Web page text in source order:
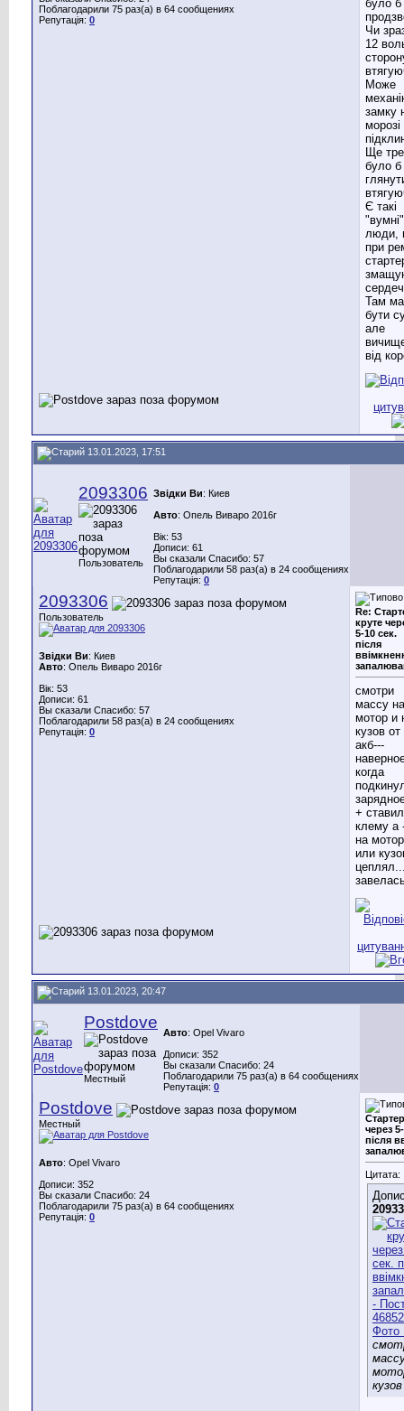
Поблагодарили 75 раз(а) в 64 сообщениях
Репутація: 0
було б
Чи
12
Може
замку
морозі
Ще
було б
Є такі
"вумні"
люди,
при
Там
бути
але
від
13.01.2023, 17:51
2093306
Пользователь
Звідки Ви: Киев
Авто: Опель Виваро 2016г
Вік: 53
Дописи: 61
Вы сказали Спасибо: 57
Поблагодарили 58 раз(а) в 24 сообщениях
Репутація: 0
2093306
Пользователь
Звідки Ви: Киев
Авто: Опель Виваро 2016г
Вік: 53
Дописи: 61
Вы сказали Спасибо: 57
Поблагодарили 58 раз(а) в 24 сообщениях
Репутація: 0
Re:
круте
5-10 сек.
після
смотри
массу на
мотор и
кузов от
акб---
когда
+
клему а
на мотор
или
13.01.2023, 20:47
Postdove
Местный
Авто: Opel Vivaro
Дописи: 352
Вы сказали Спасибо: 24
Поблагодарили 75 раз(а) в 64 сообщениях
Репутація: 0
Postdove
Местный
Авто: Opel Vivaro
Дописи: 352
Вы сказали Спасибо: 24
Поблагодарили 75 раз(а) в 64 сообщениях
Репутація: 0
через
після
Цитата: